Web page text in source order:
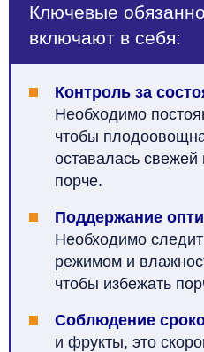
Ключевые
включают в себя:
Контроль за
Необходимо
чтобы
оставалась
порче.
Поддержание
Необходимо
режимом и
чтобы избежать
Соблюдение
и фрукты, это